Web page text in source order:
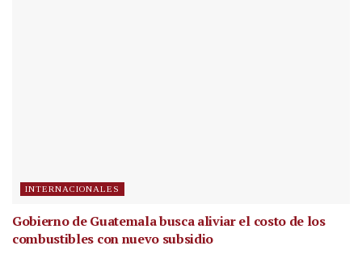
INTERNACIONALES
Gobierno de Guatemala busca aliviar el costo de los
combustibles con nuevo subsidio